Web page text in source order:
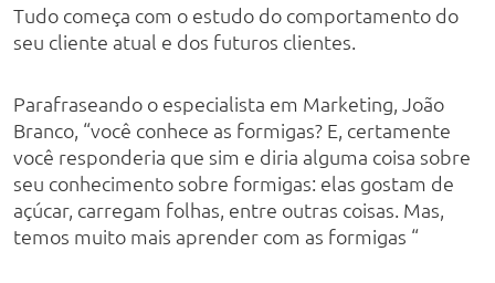
Tudo começa com o estudo do comportamento do
seu cliente atual e dos futuros clientes.
Parafraseando o especialista em Marketing, João
Branco, “você conhece as formigas? E, certamente
você responderia que sim e diria alguma coisa sobre
seu conhecimento sobre formigas: elas gostam de
açúcar, carregam folhas, entre outras coisas. Mas,
temos muito mais aprender com as formigas “